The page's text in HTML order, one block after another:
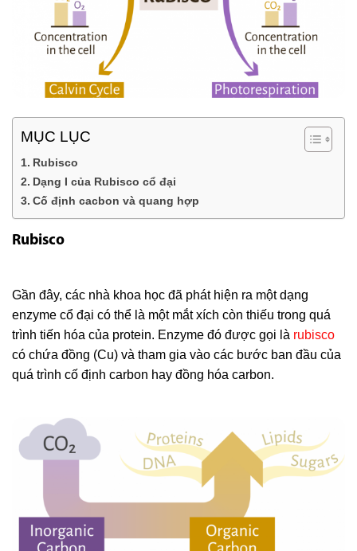
MỤC LỤC
Rubisco
Dạng I của Rubisco cổ đại
Cố định cacbon và quang hợp
Rubisco
Gần đây, các nhà khoa học đã phát hiện ra một dạng
enzyme cổ đại có thể là một mắt xích còn thiếu trong quá
trình tiến hóa của protein. Enzyme đó được gọi là rubisco
có chứa đồng (Cu) và tham gia vào các bước ban đầu của
quá trình cố định carbon hay đồng hóa carbon.